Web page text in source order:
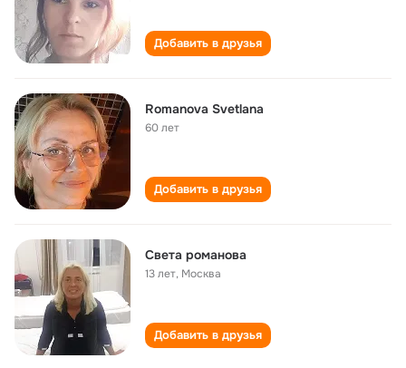
Добавить в друзья
Romanova Svetlana
60 лет
Добавить в друзья
Света романова
13 лет, Москва
Добавить в друзья